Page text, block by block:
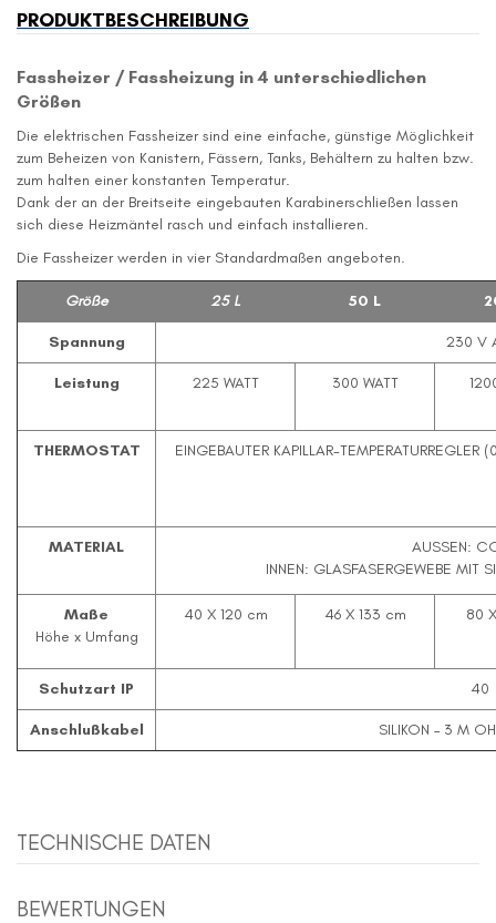
PRODUKTBESCHREIBUNG
Fassheizer / Fassheizung in 4 unterschiedlichen
Größen
Die elektrischen Fassheizer sind eine einfache, günstige Möglichkeit
zum Beheizen von Kanistern, Fässern, Tanks, Behältern zu halten bzw.
zum halten einer konstanten Temperatur.
Dank der an der Breitseite eingebauten Karabinerschließen lassen
sich diese Heizmäntel rasch und einfach installieren.
Die Fassheizer werden in vier Standardmaßen angeboten.
Größe 25 L 50 L
Spannung 230 V
Leistung 225 WATT 300 WATT
THERMOSTAT EINGEBAUTER KAPILLAR-TEMPERATURREGLER
MATERIAL
AUSSEN:
INNEN: GLASFASERGEWEBE MIT
Maße
Höhe x Umfang
40 X 120 cm 46 X 133 cm 80
Schutzart IP 40
Anschlußkabel SILIKON – 3 M
TECHNISCHE DATEN
BEWERTUNGEN